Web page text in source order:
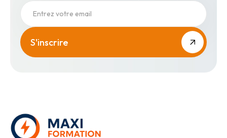
La conception des supports
pédagogiques
L’étude cas, l’exposé, l’exposé
Les techniques pédagogique et